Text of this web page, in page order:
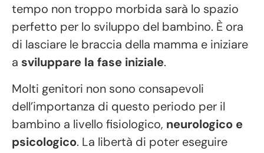
tempo non troppo morbida sarà lo spazio
perfetto per lo sviluppo del bambino. È ora
di lasciare le braccia della mamma e iniziare
a sviluppare la fase iniziale.
Molti genitori non sono consapevoli
dell’importanza di questo periodo per il
bambino a livello fisiologico, neurologico e
psicologico. La libertà di poter eseguire